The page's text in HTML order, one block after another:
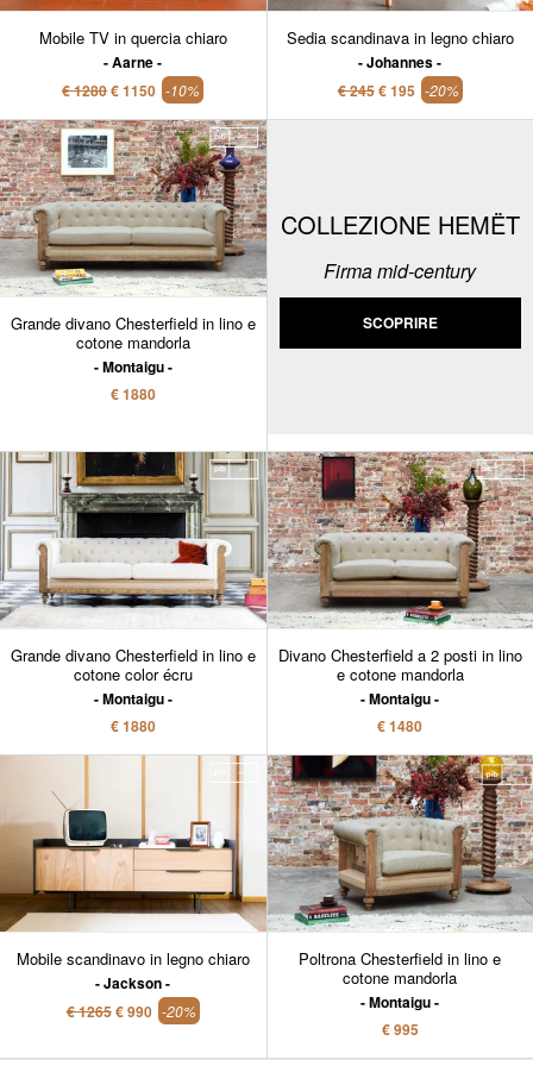
Mobile TV in quercia chiaro
Aarne
€ 1280€ 1150 -10%
Sedia scandinava in legno chiaro
Johannes
€ 245€ 195 -20%
Grande divano Chesterfield in lino e
cotone mandorla
Montaigu
€ 1880
COLLEZIONE HEMËT
Firma mid-century
SCOPRIRE
Grande divano Chesterfield in lino e
cotone color écru
Montaigu
€ 1880
Divano Chesterfield a 2 posti in lino
e cotone mandorla
Montaigu
€ 1480
Mobile scandinavo in legno chiaro
Jackson
€ 1265€ 990 -20%
Poltrona Chesterfield in lino e
cotone mandorla
Montaigu
€ 995